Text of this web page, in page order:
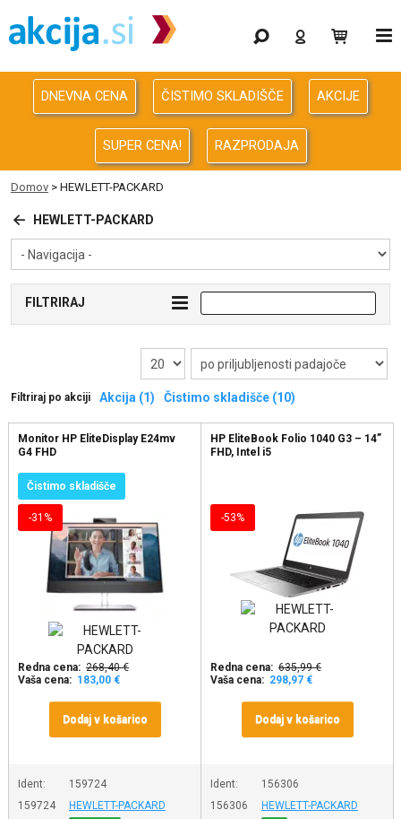
Gaming
Odprodaja
Računalništvo
Računalništvo za podjetja
Avdio Video Foto
Energija
Oprema za pisarno in dom
DNEVNA CENA ČISTIMO SKLADIŠČE AKCIJE
SUPER CENA! RAZPRODAJA
Domov > HEWLETT-PACKARD
HEWLETT-PACKARD
FILTRIRAJ
Filtriraj po akciji Akcija (1) Čistimo skladišče (10)
Monitor HP EliteDisplay E24mv
G4 FHD
Čistimo skladišče
-31%
Redna cena: 268,40 €
Vaša cena: 183,00 €
Dodaj v košarico
Ident:
159724
159724
HEWLETT-PACKARD
HP EliteBook Folio 1040 G3 – 14”
FHD, Intel i5
-53%
Redna cena: 635,99 €
Vaša cena: 298,97 €
Dodaj v košarico
Ident:
156306
156306
HEWLETT-PACKARD